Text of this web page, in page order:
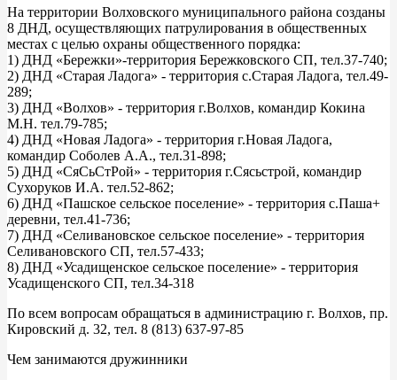
На территории Волховского муниципального района созданы
8 ДНД, осуществляющих патрулирования в общественных
местах с целью охраны общественного порядка:
1) ДНД «Бережки»-территория Бережковского СП, тел.37-740;
2) ДНД «Старая Ладога» - территория с.Старая Ладога, тел.49-
289;
3) ДНД «Волхов» - территория г.Волхов, командир Кокина
М.Н. тел.79-785;
4) ДНД «Новая Ладога» - территория г.Новая Ладога,
командир Соболев А.А., тел.31-898;
5) ДНД «СяСьСтРой» - территория г.Сясьстрой, командир
Сухоруков И.А. тел.52-862;
6) ДНД «Пашское сельское поселение» - территория с.Паша+
деревни, тел.41-736;
7) ДНД «Селивановское сельское поселение» - территория
Селивановского СП, тел.57-433;
8) ДНД «Усадищенское сельское поселение» - территория
Усадищенского СП, тел.34-318
По всем вопросам обращаться в администрацию г. Волхов, пр.
Кировский д. 32, тел. 8 (813) 637-97-85
Чем занимаются дружинники